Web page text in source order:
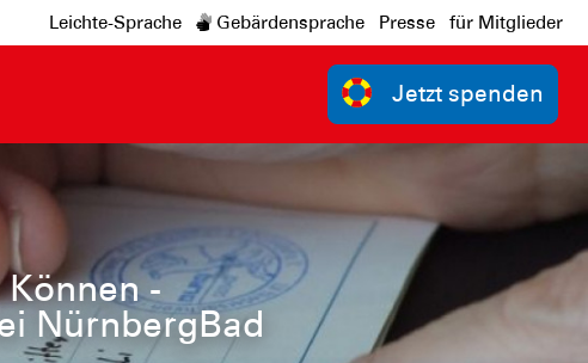
Leichte-Sprache Gebärdensprache Presse für Mitglieder
Jetzt spenden